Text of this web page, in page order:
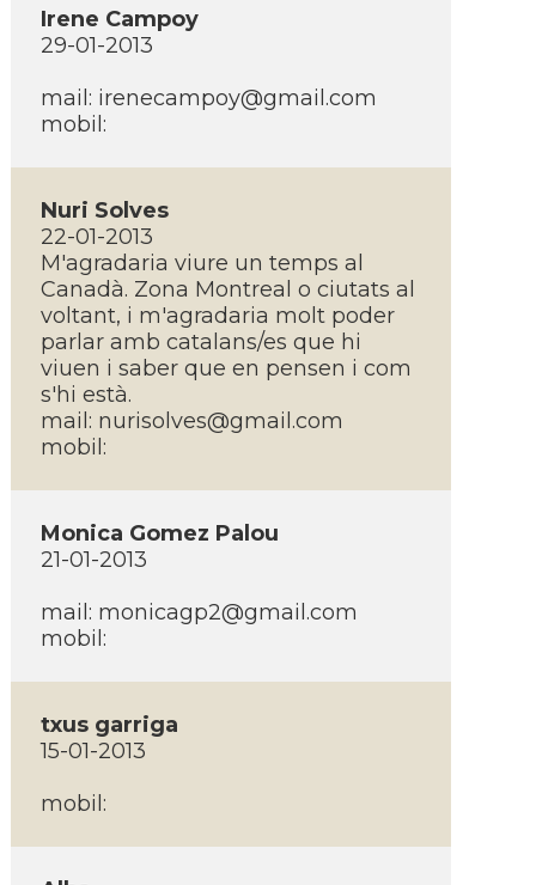
Irene Campoy
29-01-2013
mail: irenecampoy@gmail.com
mobil:
Nuri Solves
22-01-2013
M'agradaria viure un temps al
Canadà. Zona Montreal o ciutats al
voltant, i m'agradaria molt poder
parlar amb catalans/es que hi
viuen i saber que en pensen i com
s'hi està.
mail: nurisolves@gmail.com
mobil:
Monica Gomez Palou
21-01-2013
mail: monicagp2@gmail.com
mobil:
txus garriga
15-01-2013
mobil: